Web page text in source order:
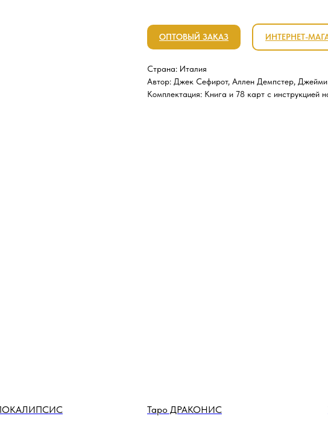
ОПТОВЫЙ ЗАКАЗ ИНТЕРНЕТ-
Страна: Италия
Автор: Джек Сефирот, Аллен Демпстер,
Комплектация: Книга и 78 карт с инструкцией
Таро ДРАКОНИС